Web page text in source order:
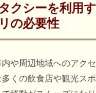
クシーを利用
の必要性
や周辺地域へのアク
くの飲食店や観光ス